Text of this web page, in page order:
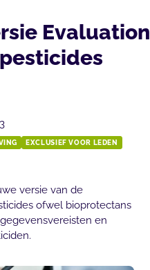
Evaluation
EXCLUSIEF VOOR LEDEN
versie van de
ofwel bioprotectans
en